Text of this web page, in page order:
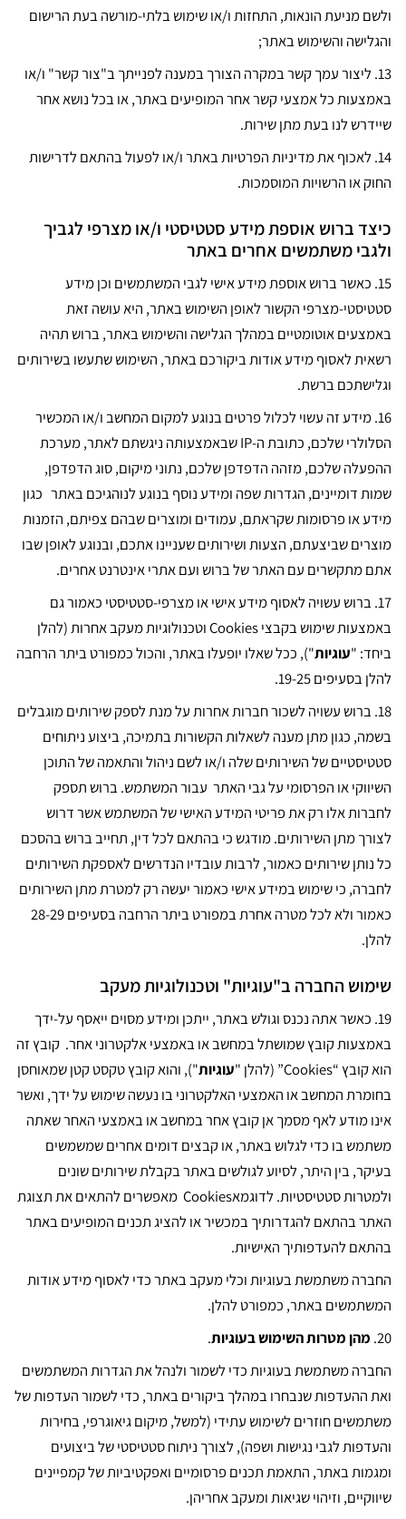
ולשם מניעת הונאות, התחזות ו/או שימוש בלתי-מורשה בעת הרישום
והגלישה והשימוש באתר;
13. ליצור עמך קשר במקרה הצורך במענה לפנייתך ב"צור קשר" ו/או
באמצעות כל אמצעי קשר אחר המופיעים באתר, או בכל נושא אחר
שיידרש לנו בעת מתן שירות.
14. לאכוף את מדיניות הפרטיות באתר ו/או לפעול בהתאם לדרישות
החוק או הרשויות המוסמכות.
כיצד ברוש אוספת מידע סטטיסטי ו/או מצרפי לגביך
ולגבי משתמשים אחרים באתר
15. כאשר ברוש אוספת מידע אישי לגבי המשתמשים וכן מידע
סטטיסטי-מצרפי הקשור לאופן השימוש באתר, היא עושה זאת
באמצעים אוטומטיים במהלך הגלישה והשימוש באתר, ברוש תהיה
רשאית לאסוף מידע אודות ביקורכם באתר, השימוש שתעשו בשירותים
וגלישתכם ברשת.
16. מידע זה עשוי לכלול פרטים בנוגע למקום המחשב ו/או המכשיר
הסלולרי שלכם, כתובת ה-IP שבאמצעותה ניגשתם לאתר, מערכת
ההפעלה שלכם, מזהה הדפדפן שלכם, נתוני מיקום, סוג הדפדפן,
שמות דומיינים, הגדרות שפה ומידע נוסף בנוגע לנוהגיכם באתר כגון
מידע או פרסומות שקראתם, עמודים ומוצרים שבהם צפיתם, הזמנות
מוצרים שביצעתם, הצעות ושירותים שעניינו אתכם, ובנוגע לאופן שבו
אתם מתקשרים עם האתר של ברוש ועם אתרי אינטרנט אחרים.
17. ברוש עשויה לאסוף מידע אישי או מצרפי-סטטיסטי כאמור גם
באמצעות שימוש בקבצי Cookies וטכנולוגיות מעקב אחרות (להלן
ביחד: "עוגיות"), ככל שאלו יופעלו באתר, והכול כמפורט ביתר הרחבה
להלן בסעיפים 19-25.
18. ברוש עשויה לשכור חברות אחרות על מנת לספק שירותים מוגבלים
בשמה, כגון מתן מענה לשאלות הקשורות בתמיכה, ביצוע ניתוחים
סטטיסטיים של השירותים שלה ו/או לשם ניהול והתאמה של התוכן
השיווקי או הפרסומי על גבי האתר עבור המשתמש. ברוש תספק
לחברות אלו רק את פריטי המידע האישי של המשתמש אשר דרוש
לצורך מתן השירותים. מודגש כי בהתאם לכל דין, תחייב ברוש בהסכם
כל נותן שירותים כאמור, לרבות עובדיו הנדרשים לאספקת השירותים
לחברה, כי שימוש במידע אישי כאמור יעשה רק למטרת מתן השירותים
כאמור ולא לכל מטרה אחרת במפורט ביתר הרחבה בסעיפים 28-29
להלן.
שימוש החברה ב"עוגיות" וטכנולוגיות מעקב
19. כאשר אתה נכנס וגולש באתר, ייתכן ומידע מסוים ייאסף על-ידך
באמצעות קובץ שמושתל במחשב או באמצעי אלקטרוני אחר. קובץ זה
הוא קובץ “Cookies” (להלן "
עוגיות"), והוא קובץ טקסט קטן שמאוחסן
בחומרת המחשב או האמצעי האלקטרוני בו נעשה שימוש על ידך, ואשר
אינו מודע לאף מסמך אן קובץ אחר במחשב או באמצעי האחר שאתה
משתמש בו כדי לגלוש באתר, או קבצים דומים אחרים שמשמשים
בעיקר, בין היתר, לסיוע לגולשים באתר בקבלת שירותים שונים
ולמטרות סטטיסטיות. לדוגמאCookies מאפשרים להתאים את תצוגת
האתר בהתאם להגדרותיך במכשיר או להציג תכנים המופיעים באתר
בהתאם להעדפותיך האישיות.
החברה משתמשת בעוגיות וכלי מעקב באתר כדי לאסוף מידע אודות
המשתמשים באתר, כמפורט להלן.
20. מהן מטרות השימוש בעוגיות.
החברה משתמשת בעוגיות כדי לשמור ולנהל את הגדרות המשתמשים
ואת ההעדפות שנבחרו במהלך ביקורים באתר, כדי לשמור העדפות של
משתמשים חוזרים לשימוש עתידי (למשל, מיקום גיאוגרפי, בחירות
והעדפות לגבי נגישות ושפה), לצורך ניתוח סטטיסטי של ביצועים
ומגמות באתר, התאמת תכנים פרסומיים ואפקטיביות של קמפיינים
שיווקיים, וזיהוי שגיאות ומעקב אחריהן.